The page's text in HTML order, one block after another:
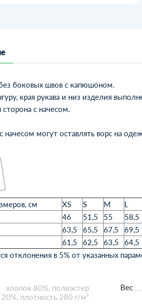
боковых швов с капюшоном.
края рукава и низ изделия
сторона с начесом.
начесом могут оставлять ворс на
см XS S M L
46 51,5 55 58,5
63,5 65,5 67,5 69,5
61,5 62,5 63,5 64,5
отклонения в 5% от указанных
хлопок 80%, полиэстер
20%, плотность 280 г/м²
Вес